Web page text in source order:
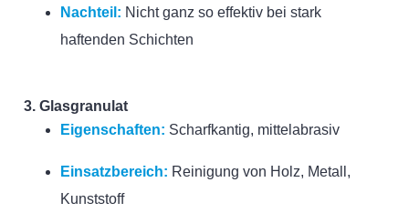
Nachteil: Nicht ganz so effektiv bei stark
haftenden Schichten
3. Glasgranulat
Eigenschaften: Scharfkantig, mittelabrasiv
Einsatzbereich: Reinigung von Holz, Metall,
Kunststoff